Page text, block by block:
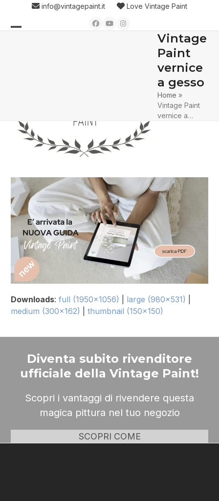
content
info@vintagepaint.it Love Vintage Paint
Facebook
YouTubeInstagram
Vintage
Paint
vernice
a gesso
Home »
Vintage Paint
vernice a…
Downloads:full (1950x1056) large (980x531)
medium (300x162)
|thumbnail (150x150)
Diventa subito rivenditore
ufficiale della Vintage Paint!
Scopri i vantaggi di rivendere questa
magica pittura nel tuo negozio
SCOPRI COME